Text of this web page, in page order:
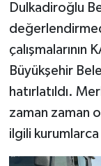
Dulkadiroğlu
çalışmalarının
Büyükşehir
hatırlatıldı.
zaman zaman
ilgili kurumlarca